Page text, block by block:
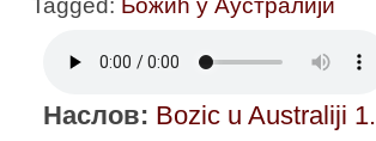
Наслов: Bozic u Australiji 1.